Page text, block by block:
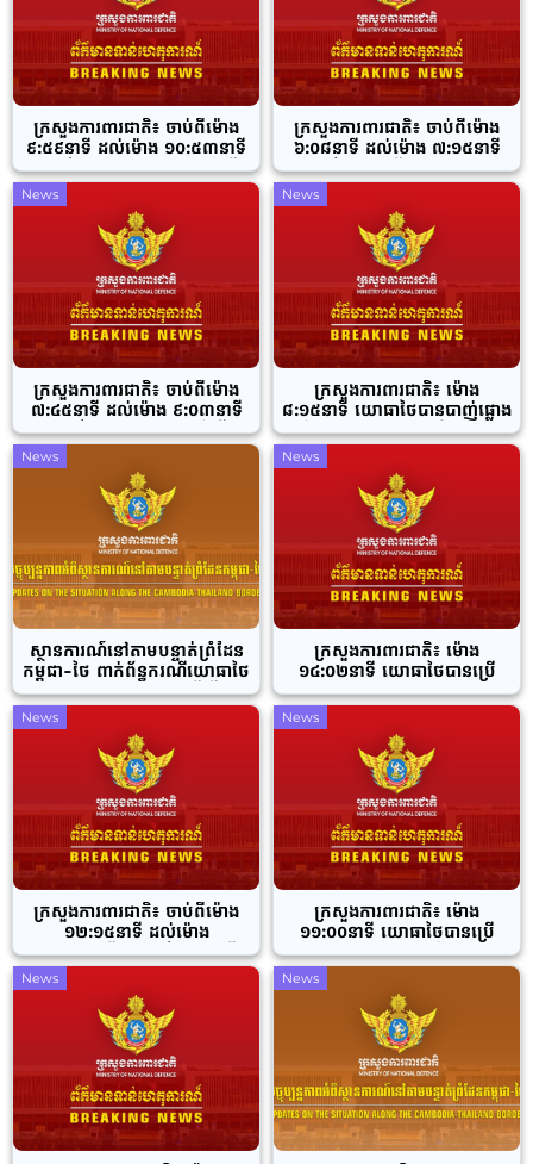
ក្រសួងការពារជាតិ៖ ចាប់ពីម៉ោង
៩:៥៩នាទី ដល់ម៉ោង ១០:៥៣នាទី
យោធាថៃបានបន្តបាញ់ផ្លោងកាំភ្លើង
ប្រភេទ ១៥៥ម.ម សរុបចំនួន
៦គ្រាប់បន្ថែមទៀតចូលភូមិសាស្ត្រ
ភូមិស្ទឹងបត់ សង្កាត់ផ្សារកណ្តាល
ក្រុងប៉ោយប៉ែត ខេត្តបន្ទាយ
មានជ័យ
ក្រសួងការពារជាតិ៖ ចាប់ពីម៉ោង
៦:០៨នាទី ដល់ម៉ោង ៧:១៥នាទី
យោធាថៃបានប្រើប្រាស់យន្តហោះ
ចម្បាំង F-16 ទម្លាក់គ្រាប់បែកយ៉ាង
ច្រើនសន្ធឹកសន្ធាប់រហូតដល់ចំនួន
៤០គ្រាប់
News
ក្រសួងការពារជាតិ៖ ចាប់ពីម៉ោង
៧:៤៥នាទី ដល់ម៉ោង ៩:០៣នាទី
យោធាថៃបានបាញ់ផ្លោងកាំភ្លើង
ប្រភេទ ១៥៥ម.ម សរុបចំនួន
១៧គ្រាប់
News
ក្រសួងការពារជាតិ៖ ម៉ោង
៨:១៥នាទី យោធាថៃបានបាញ់ផ្លោង
ចំនួន ៣គ្រាប់ ចូលភូមិសាស្ត្រ
សង្កាត់និមិត្ត ក្រុងប៉ោយប៉ែត ខេត្ត
បន្ទាយមានជ័យ
News
ស្ថានការណ៍នៅតាមបន្ទាត់ព្រំដែន
កម្ពុជា-ថៃ ពាក់ព័ន្ធករណីយោធាថៃ
បន្តការបាញ់ប្រហារ ដើម្បី
ឈ្លានពានមកលើដែនអធិបតេយ្យ
កម្ពុជានៅក្នុងយោធភូមិភាគទី៤
និងយោធភូមិភាគទី៥
News
ក្រសួងការពារជាតិ៖ ម៉ោង
១៤:០២នាទី យោធាថៃបានប្រើ
ប្រាស់យន្តហោះ T-50TH ទម្លាក់
ចំនួន ១គ្រាប់ចូលភូមិសាស្ត្រស្រុក
បាណន់ ខេត្តបាត់ដំបង។
News
ក្រសួងការពារជាតិ៖ ចាប់ពីម៉ោង
១២:១៥នាទី ដល់ម៉ោង
១២:២៦នាទី យោធាថៃបានប្រើ
ប្រាស់យន្តហោះចម្បាំង T-50TH
ទម្លាក់គ្រាប់បែកចង្កោម នៅ
ភូមិសាស្ត្រឃុំស្លក្រាម ស្រុក
ស្វាយចេក ខេត្តបន្ទាយមានជ័យ
News
ក្រសួងការពារជាតិ៖ ម៉ោង
១១:០០នាទី យោធាថៃបានប្រើ
ប្រាស់យន្តហោះចម្បាំង (T-
50TH) ទម្លាក់ចំនួន ៤គ្រាប់ចូល
ភូមិសាស្ត្រស្រុកស្រីស្នំ ខេត្ត
សៀមរាប
News News